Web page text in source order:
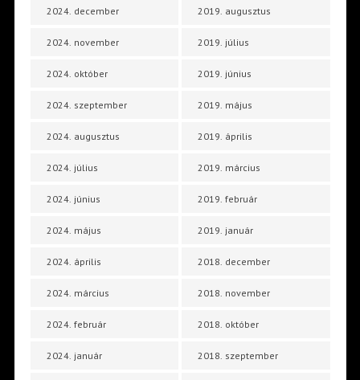
2024. december
2024. november
2024. október
2024. szeptember
2024. augusztus
2024. július
2024. június
2024. május
2024. április
2024. március
2024. február
2024. január
2019. augusztus
2019. július
2019. június
2019. május
2019. április
2019. március
2019. február
2019. január
2018. december
2018. november
2018. október
2018. szeptember